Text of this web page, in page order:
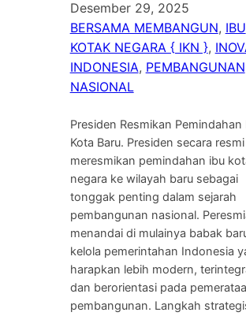
Desember 29, 2025
BERSAMA MEMBANGUN, IBU
KOTAK NEGARA { IKN },
INDONESIA, PEMBANGUNAN
NASIONAL
Presiden Resmikan Pemindahan
Kota Baru. Presiden secara resmi
meresmikan pemindahan ibu
negara ke wilayah baru sebagai
tonggak penting dalam sejarah
pembangunan nasional.
menandai di mulainya babak
kelola pemerintahan Indonesia
harapkan lebih modern,
dan berorientasi pada
pembangunan. Langkah